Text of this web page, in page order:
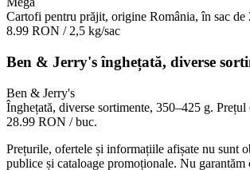
Cartofi pentru prăjit, origine România, în sac
8.99 RON / 2,5 kg/sac
Ben & Jerry's înghețată, diverse
Ben & Jerry's
Înghețată, diverse sortimente, 350–425 g.
28.99 RON / buc.
Prețurile, ofertele și informațiile afișate nu sunt
publice și cataloage promoționale. Nu